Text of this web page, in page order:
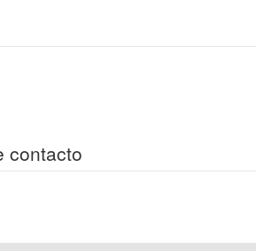
contacto